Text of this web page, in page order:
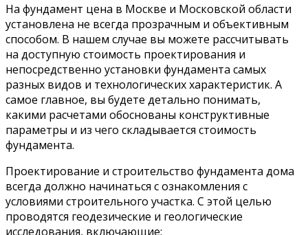
На фундамент цена в Москве и Московской области
установлена не всегда прозрачным и объективным
способом. В нашем случае вы можете рассчитывать
на доступную стоимость проектирования и
непосредственно установки фундамента самых
разных видов и технологических характеристик. А
самое главное, вы будете детально понимать,
какими расчетами обоснованы конструктивные
параметры и из чего складывается стоимость
фундамента.
Проектирование и строительство фундамента дома
всегда должно начинаться с ознакомления с
условиями строительного участка. С этой целью
проводятся геодезические и геологические
исследования, включающие: